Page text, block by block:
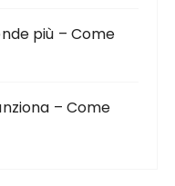
più – Come
– Come